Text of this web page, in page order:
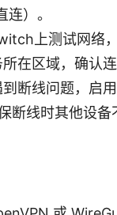
）。
上测试网络
在区域，确认连
断线问题，启
断线时其他设备